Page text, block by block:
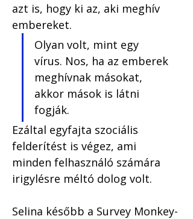
azt is, hogy ki az, aki meghív
embereket.
Olyan volt, mint egy
vírus. Nos, ha az emberek
meghívnak másokat,
akkor mások is látni
fogják.
Ezáltal egyfajta szociális
felderítést is végez, ami
minden felhasználó számára
irigylésre méltó dolog volt.
Selina később a Survey Monkey-